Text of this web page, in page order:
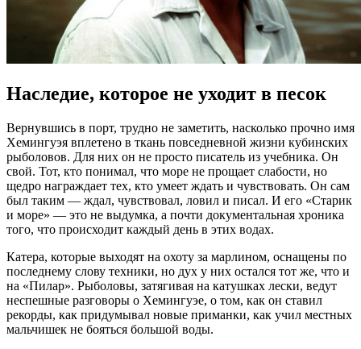
Наследие, которое не уходит в песок
Вернувшись в порт, трудно не заметить, насколько прочно имя
Хемингуэя вплетено в ткань повседневной жизни кубинских
рыболовов. Для них он не просто писатель из учебника. Он
свой. Тот, кто понимал, что море не прощает слабости, но
щедро награждает тех, кто умеет ждать и чувствовать. Он сам
был таким — ждал, чувствовал, ловил и писал. И его «Старик
и море» — это не выдумка, а почти документальная хроника
того, что происходит каждый день в этих водах.
Катера, которые выходят на охоту за марлином, оснащены по
последнему слову техники, но дух у них остался тот же, что и
на «Пилар». Рыболовы, затягивая на катушках лески, ведут
неспешные разговоры о Хемингуэе, о том, как он ставил
рекорды, как придумывал новые приманки, как учил местных
мальчишек не бояться большой воды.